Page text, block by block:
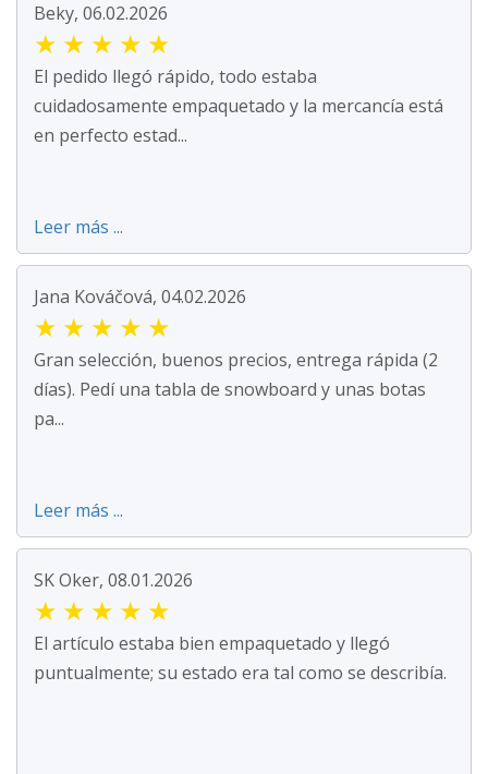
Beky, 06.02.2026
★ ★ ★ ★ ★
El pedido llegó rápido, todo estaba
cuidadosamente empaquetado y la mercancía está
en perfecto estad...
Leer más ...
Jana Kováčová, 04.02.2026
★ ★ ★ ★ ★
Gran selección, buenos precios, entrega rápida (2
días). Pedí una tabla de snowboard y unas botas
pa...
Leer más ...
SK Oker, 08.01.2026
★ ★ ★ ★ ★
El artículo estaba bien empaquetado y llegó
puntualmente; su estado era tal como se describía.